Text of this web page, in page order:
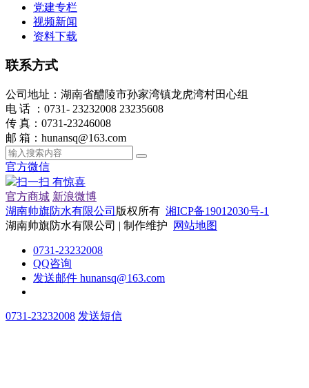
党建专栏
视频新闻
资料下载
联系方式
公司地址：湖南省醴陵市孙家湾镇龙虎湾村田心组
电 话 ：0731- 23232008 23235608
传 真：0731-23246008
邮 箱：hunansq@163.com
官方微信
扫一扫 有惊喜
官方商城 新浪微博
湖南帅旗防水有限公司 版权所有 湘ICP备19012030号-1
湖南帅旗防水有限公司 | 制作维护
网站地图
0731-23232008
QQ咨询
发送邮件 hunansq@163.com
0731-23232008 发送短信